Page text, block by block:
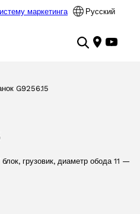
маркетинга Русский
G9256.15
грузовик, диаметр обода 11 —